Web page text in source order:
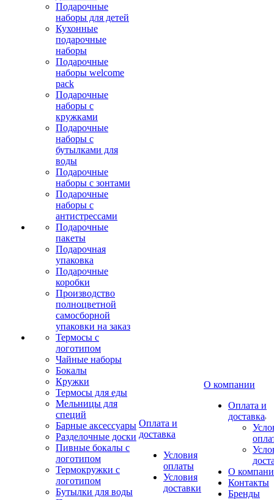
Подарочные
наборы для детей
Кухонные
подарочные
наборы
Подарочные
наборы welcome
pack
Подарочные
наборы с
кружками
Подарочные
наборы с
бутылками для
воды
Подарочные
наборы с зонтами
Подарочные
наборы с
антистрессами
Подарочные
пакеты
Подарочная
упаковка
Подарочные
коробки
Производство
полноцветной
самосборной
упаковки на заказ
Термосы с
логотипом
Чайные наборы
Бокалы
Кружки
Термосы для еды
Мельницы для
специй
Барные аксессуары
Разделочные доски
Пивные бокалы с
логотипом
Термокружки с
логотипом
Бутылки для воды
Оплата и
доставка
Условия
оплаты
Условия
доставки
О компании
Оплата и
доставка
О
Контакты
Бренды